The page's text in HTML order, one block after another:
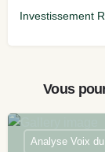
Investissement
Vous
Analyse Voix